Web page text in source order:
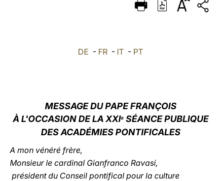
ITALIANO
中文
LATINE
DE - FR - IT - PT
MESSAGE DU PAPE FRANÇOIS
À L'OCCASION DE LA XXIeSÉANCE PUBLIQUE
DES ACADÉMIES PONTIFICALES
A mon vénéré frère,
Monsieur le cardinal Gianfranco Ravasi,
président du Conseil pontifical pour la culture